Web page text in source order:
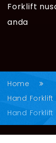
Forklift
anda
Home
Hand Forklift
Hand Forklift